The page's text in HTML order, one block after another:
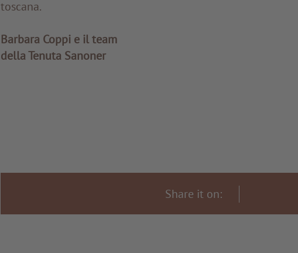
toscana.
Barbara Coppi e il team
della Tenuta Sanoner
Share it on: